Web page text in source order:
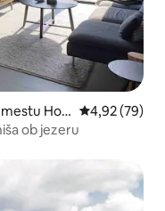
Hor
Povprečna
4,92 (79)
ob jezeru